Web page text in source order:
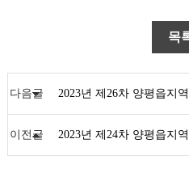
목
다음글 2023년 제26차 양평읍지
이전글 2023년 제24차 양평읍지